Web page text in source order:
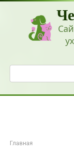
Перейти
Поиск:
Главная